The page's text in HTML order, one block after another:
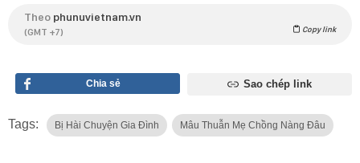
Theo phunuvietnam.vn
(GMT +7) Copy link
Chia sẻ Sao chép link
Tags: Bị Hài Chuyện Gia Đình Mâu Thuẫn Mẹ Chồng Nàng Đâu